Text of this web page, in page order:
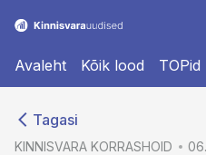
Avaleht Kõik lood TOPid
Tagasi
KINNISVARA KORRASHOID